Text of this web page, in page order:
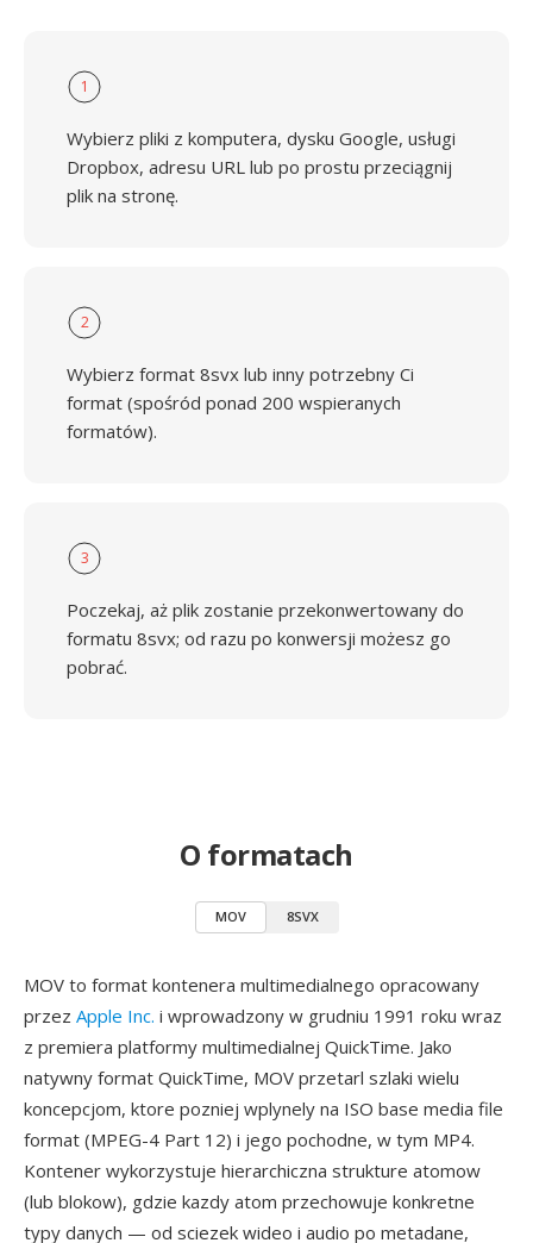
1
Wybierz pliki z komputera, dysku Google, usługi
Dropbox, adresu URL lub po prostu przeciągnij
plik na stronę.
2
Wybierz format 8svx lub inny potrzebny Ci
format (spośród ponad 200 wspieranych
formatów).
3
Poczekaj, aż plik zostanie przekonwertowany do
formatu 8svx; od razu po konwersji możesz go
pobrać.
O formatach
MOV 8SVX
MOV to format kontenera multimedialnego opracowany
przez Apple Inc. i wprowadzony w grudniu 1991 roku wraz
z premiera platformy multimedialnej QuickTime. Jako
natywny format QuickTime, MOV przetarl szlaki wielu
koncepcjom, ktore pozniej wplynely na ISO base media file
format (MPEG-4 Part 12) i jego pochodne, w tym MP4.
Kontener wykorzystuje hierarchiczna strukture atomow
(lub blokow), gdzie kazdy atom przechowuje konkretne
typy danych — od sciezek wideo i audio po metadane,